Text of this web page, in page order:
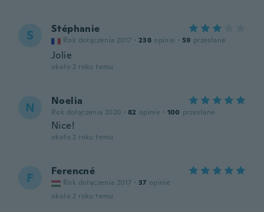
S Stéphanie
Rok dołączenia 2017 · 238 opinie · 59 przesłane
Jolie
około 2 roku temu
N Noelia
Rok dołączenia 2020 · 82 opinie · 100 przesłane
Nice!
około 2 roku temu
F Ferencné
Rok dołączenia 2017 · 37 opinie
około 2 roku temu